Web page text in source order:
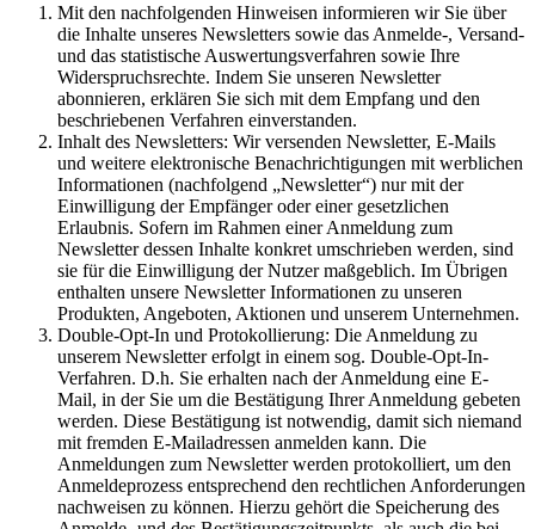
Mit den nachfolgenden Hinweisen informieren wir Sie über
die Inhalte unseres Newsletters sowie das Anmelde-, Versand-
und das statistische Auswertungsverfahren sowie Ihre
Widerspruchsrechte. Indem Sie unseren Newsletter
abonnieren, erklären Sie sich mit dem Empfang und den
beschriebenen Verfahren einverstanden.
Inhalt des Newsletters: Wir versenden Newsletter, E-Mails
und weitere elektronische Benachrichtigungen mit werblichen
Informationen (nachfolgend „Newsletter“) nur mit der
Einwilligung der Empfänger oder einer gesetzlichen
Erlaubnis. Sofern im Rahmen einer Anmeldung zum
Newsletter dessen Inhalte konkret umschrieben werden, sind
sie für die Einwilligung der Nutzer maßgeblich. Im Übrigen
enthalten unsere Newsletter Informationen zu unseren
Produkten, Angeboten, Aktionen und unserem Unternehmen.
Double-Opt-In und Protokollierung: Die Anmeldung zu
unserem Newsletter erfolgt in einem sog. Double-Opt-In-
Verfahren. D.h. Sie erhalten nach der Anmeldung eine E-
Mail, in der Sie um die Bestätigung Ihrer Anmeldung gebeten
werden. Diese Bestätigung ist notwendig, damit sich niemand
mit fremden E-Mailadressen anmelden kann. Die
Anmeldungen zum Newsletter werden protokolliert, um den
Anmeldeprozess entsprechend den rechtlichen Anforderungen
nachweisen zu können. Hierzu gehört die Speicherung des